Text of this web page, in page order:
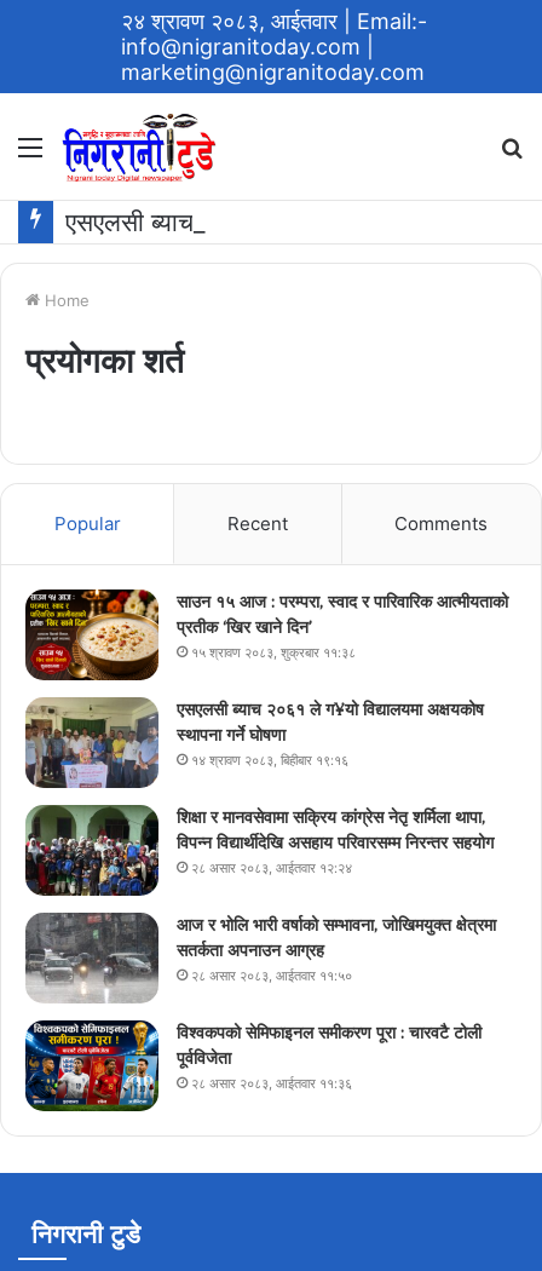
२४ श्रावण २०८३, आईतवार
| Email:-
info@nigranitoday.com
marketing@nigranitoday.com
Menu
Home
प्रयोगका शर्त
Popular Recent Comments
साउन १५ आज : परम्परा, स्वाद र पारिवारिक आत्मीयताको
प्रतीक ‘खिर खाने दिन’
१५ श्रावण २०८३, शुक्रबार ११:३८
एसएलसी ब्याच २०६१ ले ग¥यो विद्यालयमा अक्षयकोष
स्थापना गर्ने घोषणा
१४ श्रावण २०८३, बिहीबार १९:१६
शिक्षा र मानवसेवामा सक्रिय कांग्रेस नेतृ शर्मिला थापा,
विपन्न विद्यार्थीदेखि असहाय परिवारसम्म निरन्तर सहयोग
२८ असार २०८३, आईतवार १२:२४
आज र भोलि भारी वर्षाको सम्भावना, जोखिमयुक्त क्षेत्रमा
सतर्कता अपनाउन आग्रह
२८ असार २०८३, आईतवार ११:५०
विश्वकपको सेमिफाइनल समीकरण पूरा : चारवटै टोली
पूर्वविजेता
२८ असार २०८३, आईतवार ११:३६
निगरानी टुडे